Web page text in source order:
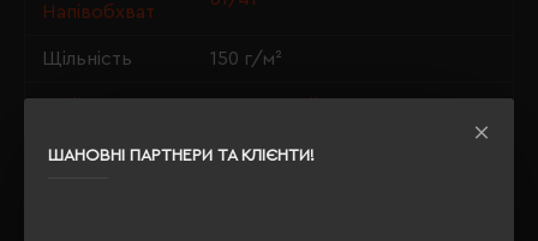
ШАНОВНІ ПАРТНЕРИ ТА КЛІЄНТИ!
Напівобхват
Щільність 150 г/м²
Розмір
по запросу